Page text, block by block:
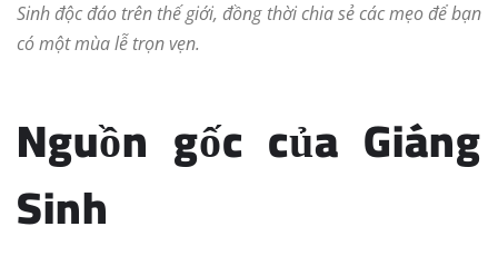
Sinh độc đáo trên thế giới, đồng thời chia sẻ các mẹo để bạn
có một mùa lễ trọn vẹn.
Nguồn gốc của Giáng
Sinh